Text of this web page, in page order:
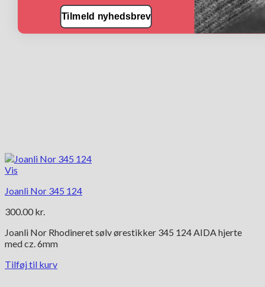
Vis
Joanli Nor 345 124
300.00 kr.
Joanli Nor Rhodineret sølv ørestikker 345 124 AIDA hjerte
med cz. 6mm
Tilføj til kurv
Tilmeld nyhedsbrev